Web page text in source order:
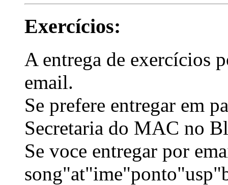
Exercícios:
A entrega de exercícios
email.
Se prefere entregar em
Secretaria do MAC no
Se voce entregar por